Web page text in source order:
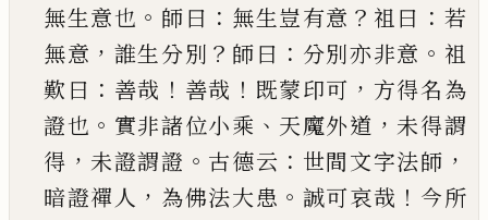
無生意也 。 師曰 ： 無生豈有意 ？ 祖曰 ： 若
無意 ， 誰生分別 ？ 師曰 ： 分別亦非意 。 祖
歎曰 ： 善哉 ！ 善哉 ！ 既蒙印可 ， 方得名為
證也 。 實非諸位小乘 、 天魔外道 ， 未得謂
得 ， 未證謂證 。 古德云 ： 世間文字法師 ，
暗證禪人 ， 為佛法大患 。 誠可哀哉 ！ 今所